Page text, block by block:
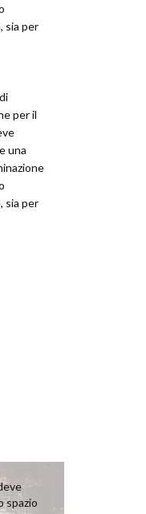
sia per
per il
una
sia per
spazio